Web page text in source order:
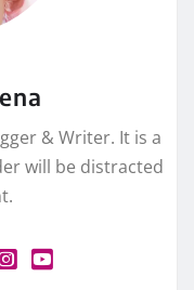
& Writer. It is a
will be distracted